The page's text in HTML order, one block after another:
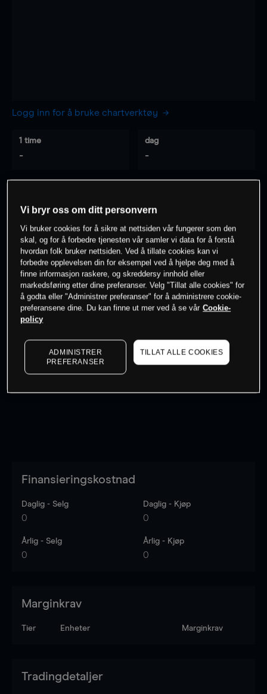
Logg inn for å bruke chartverktøy
1 time
-
dag
-
- -
0% av kunder erpå dette instrumentet
Søk om konto
Kursene er veiledende.Log in
Finansieringskostnad
Daglig - Selg
0
Daglig - Kjøp
0
Årlig - Selg
0
Årlig - Kjøp
0
Marginkrav
Tier Enheter Marginkrav
Tradingdetaljer
Vi bryr oss om ditt personvern
Vi bruker cookies for å sikre at nettsiden vår fungerer som den
skal, og for å forbedre tjenesten vår samler vi data for å forstå
hvordan folk bruker nettsiden. Ved å tillate cookies kan vi
forbedre opplevelsen din for eksempel ved å hjelpe deg med å
finne informasjon raskere, og skreddersy innhold eller
markedsføring etter dine preferanser. Velg "Tillat alle cookies" for
å godta eller "Administrer preferanser" for å administrere cookie-
preferansene dine. Du kan finne ut mer ved å se vår Cookie-
policy
ADMINISTRER
PREFERANSER
TILLAT ALLE COOKIES